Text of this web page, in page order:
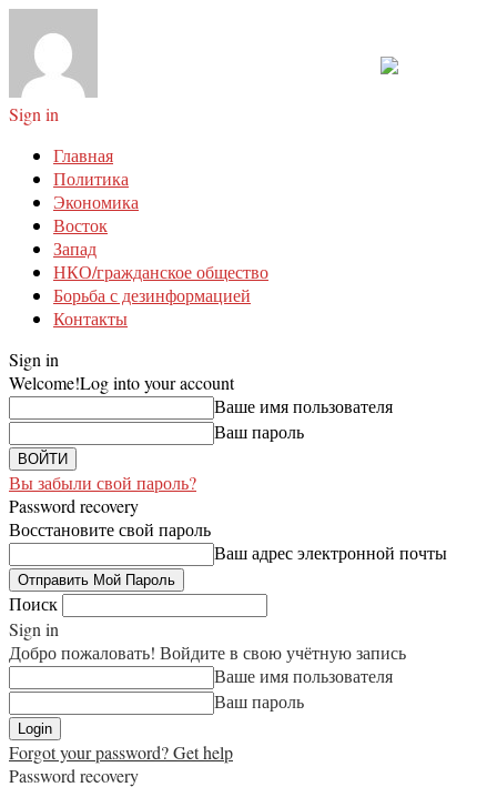
Sign in
Главная
Политика
Экономика
Восток
Запад
НКО/гражданское общество
Борьба с дезинформацией
Контакты
Sign in
Welcome!Log into your account
Ваше имя пользователя
Ваш пароль
Вы забыли свой пароль?
Password recovery
Восстановите свой пароль
Ваш адрес электронной почты
Поиск
Sign in
Добро пожаловать! Войдите в свою учётную запись
Ваше имя пользователя
Ваш пароль
Forgot your password? Get help
Password recovery